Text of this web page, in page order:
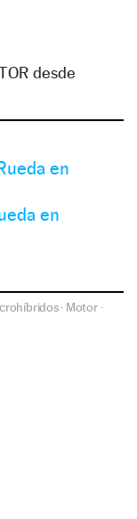
desde
en
en
· Motor·